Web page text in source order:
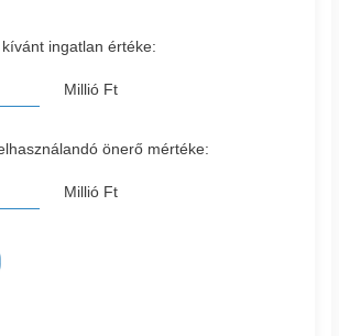
ingatlan értéke:
Millió Ft
önerő mértéke:
Millió Ft